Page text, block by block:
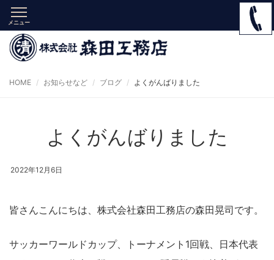
メニュー
HOME お知らせなど ブログ よくがんばりました
よくがんばりました
2022年12月6日
皆さんこんにちは、株式会社森田工務店の森田晃司です。
サッカーワールドカップ、トーナメント1回戦、日本代表